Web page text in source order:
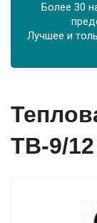
Более 30
Лучшее и
ТВ-9/12